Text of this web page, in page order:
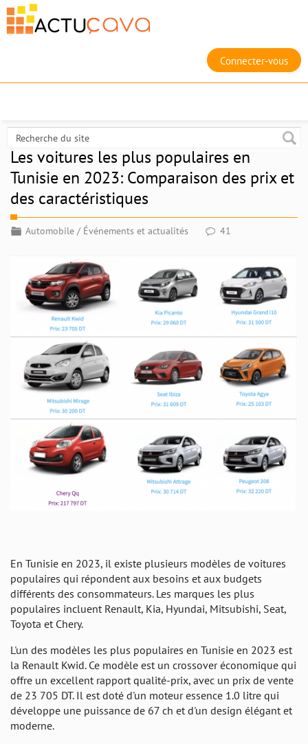
Connecter-vous
Les voitures les plus populaires en
Tunisie en 2023: Comparaison des prix et
des caractéristiques
Automobile / Événements et actualités 41
En Tunisie en 2023, il existe plusieurs modèles de voitures
populaires qui répondent aux besoins et aux budgets
différents des consommateurs. Les marques les plus
populaires incluent Renault, Kia, Hyundai, Mitsubishi, Seat,
Toyota et Chery.
L'un des modèles les plus populaires en Tunisie en 2023 est
la Renault Kwid. Ce modèle est un crossover économique qui
offre un excellent rapport qualité-prix, avec un prix de vente
de 23 705 DT. Il est doté d'un moteur essence 1.0 litre qui
développe une puissance de 67 ch et d'un design élégant et
moderne.